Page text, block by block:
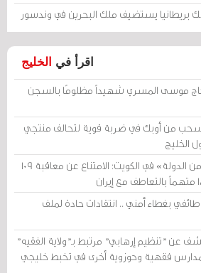
بريطانيا يستضيف ملك البحرين في وندسور
اقرأ في الخليج
موسى المسري شهيداً مظلومًا بالسجن
من أوبك في ضربة قوية لتحالف منتجي
الخليج
محكمة «أمن الدولة» في الكويت: الامتناع عن معاقبة 109
بغطاء أمني .. انتقادات حادة لملف
عن "تنظيم إرهابي" مرتبط بـ"ولاية الفقيه"
فقهية وحوزوية أخرى في تخبط خليجي